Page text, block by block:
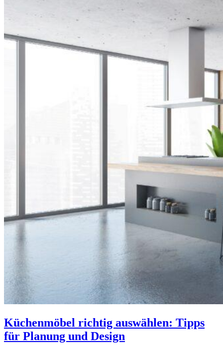
Küchenmöbel richtig auswählen: Tipps
für Planung und Design